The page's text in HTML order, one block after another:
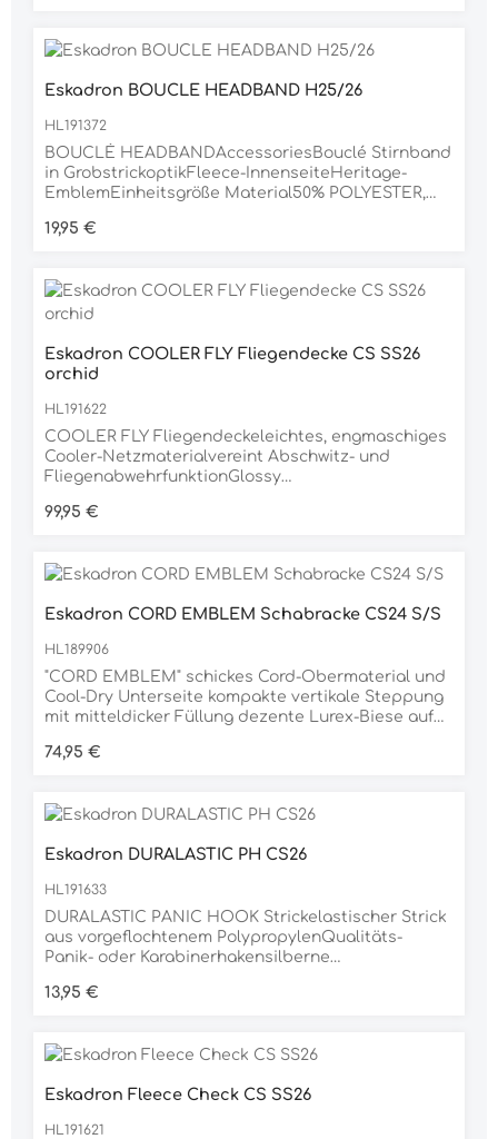
Positionierung Material 100% BAUMWOLLE
Eskadron BOUCLE HEADBAND H25/26
HL191372
BOUCLÉ HEADBANDAccessoriesBouclé Stirnband
in GrobstrickoptikFleece-InnenseiteHeritage-
EmblemEinheitsgröße Material50% POLYESTER,
ELASTHAN
Regulärer Preis:
19,95 €
Eskadron COOLER FLY Fliegendecke CS SS26
orchid
HL191622
COOLER FLY Fliegendeckeleichtes, engmaschiges
Cooler-Netzmaterialvereint Abschwitz- und
FliegenabwehrfunktionGlossy
EinfassungStickzug am Hals, beidseitigEmblem,
KreuzbegurtungSchweifriemen integriertFlag
Regulärer Preis:
99,95 €
Eskadron CORD EMBLEM Schabracke CS24 S/S
HL189906
"CORD EMBLEM" schickes Cord-Obermaterial und
Cool-Dry Unterseite kompakte vertikale Steppung
mit mitteldicker Füllung dezente Lurex-Biese auf
beidseitig Mesh-Rückenkanal für optimale
Fixierungsoption für exakte Positionierung
Regulärer Preis:
74,95 €
Eskadron DURALASTIC PH CS26
HL191633
DURALASTIC PANIC HOOK Strickelastischer Strick
aus vorgeflochtenem PolypropylenQualitäts-
Panik- oder Karabinerhakensilberne
langMaterial100% POLYPROPYLEN
Regulärer Preis:
13,95 €
Eskadron Fleece Check CS SS26
HL191621